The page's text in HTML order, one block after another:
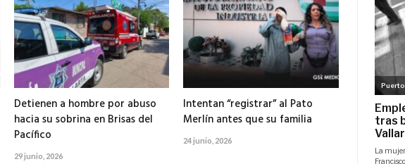
Detienen a hombre por abuso
hacia su sobrina en Brisas del
Pacífico
29 junio, 2026
Intentan “registrar” al Pato
Merlín antes que su familia
24 junio, 2026